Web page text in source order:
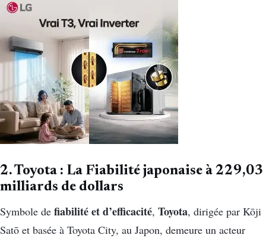
2. Toyota : La Fiabilité japonaise à 229,03
milliards de dollars
Symbole de fiabilité et d’efficacité, Toyota, dirigée par Kōji
Satō et basée à Toyota City, au Japon, demeure un acteur